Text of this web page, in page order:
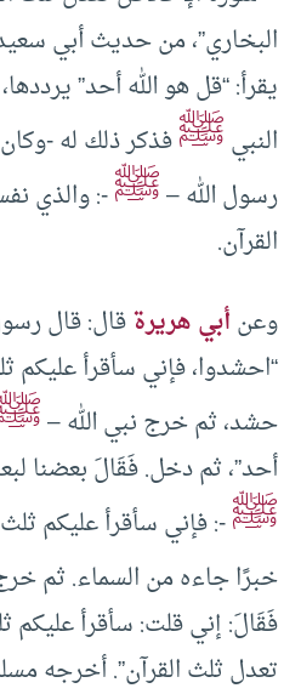
البخاري”، من حديث أبي
يقرأ: “قل هو الله أحد”
النبيﷺفذكر ذلك له -
رسول الله –ﷺ-: والذي
القرآن.
وعنأبي هريرةقال: قال
“احشدوا، فإني سأقرأ
حشد، ثم خرج نبي الله –
أحد”، ثم دخل. فَقَالَ بعضنا
ﷺ-: فإني سأقرأ عليكم
خبرًا جاءه من السماء. ثم
فَقَالَ: إني قلت: سأقرأ عليكم
تعدل ثلث القرآن”. أخرجه